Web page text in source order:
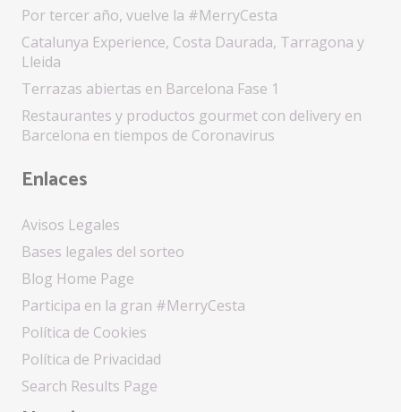
Por tercer año, vuelve la #MerryCesta
Catalunya Experience, Costa Daurada, Tarragona y
Lleida
Terrazas abiertas en Barcelona Fase 1
Restaurantes y productos gourmet con delivery en
Barcelona en tiempos de Coronavirus
Enlaces
Avisos Legales
Bases legales del sorteo
Blog Home Page
Participa en la gran #MerryCesta
Política de Cookies
Política de Privacidad
Search Results Page